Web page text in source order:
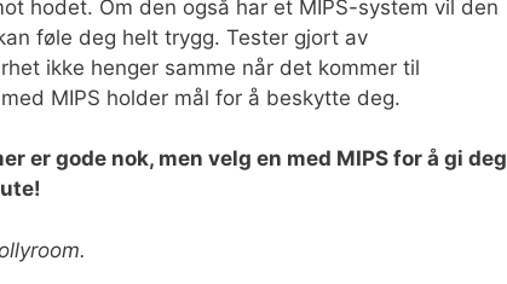
hodet. Om den også har et MIPS-system vil den
føle deg helt trygg. Tester gjort av
ikke henger samme når det kommer til
MIPS holder mål for å beskytte deg.
er gode nok, men velg en med MIPS for å gi deg